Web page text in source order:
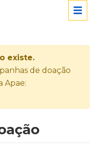
existe.
de doação
Apae: